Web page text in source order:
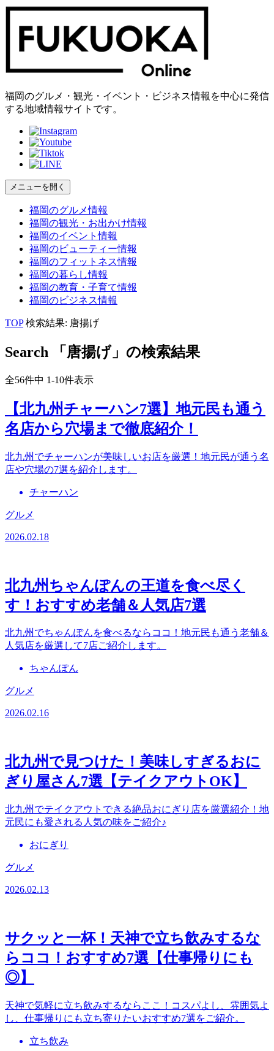
福岡のグルメ・観光・イベント・ビジネス情報を中心に発信
する地域情報サイトです。
メニューを開く
福岡のグルメ情報
福岡の観光・お出かけ情報
福岡のイベント情報
福岡のビューティー情報
福岡のフィットネス情報
福岡の暮らし情報
福岡の教育・子育て情報
福岡のビジネス情報
TOP 検索結果: 唐揚げ
Search 「唐揚げ」の検索結果
全56件中 1-10件表示
【北九州チャーハン7選】地元民も通う
名店から穴場まで徹底紹介！
北九州でチャーハンが美味しいお店を厳選！地元民が通う名
店や穴場の7選を紹介します。
チャーハン
グルメ
2026.02.18
北九州ちゃんぽんの王道を食べ尽く
す！おすすめ老舗＆人気店7選
北九州でちゃんぽんを食べるならココ！地元民も通う老舗＆
人気店を厳選して7店ご紹介します。
ちゃんぽん
グルメ
2026.02.16
北九州で見つけた！美味しすぎるおに
ぎり屋さん7選【テイクアウトOK】
北九州でテイクアウトできる絶品おにぎり店を厳選紹介！地
元民にも愛される人気の味をご紹介♪
おにぎり
グルメ
2026.02.13
サクッと一杯！天神で立ち飲みするな
らココ！おすすめ7選【仕事帰りにも
◎】
天神で気軽に立ち飲みするならここ！コスパよし、雰囲気よ
し、仕事帰りにも立ち寄りたいおすすめ7選をご紹介。
立ち飲み